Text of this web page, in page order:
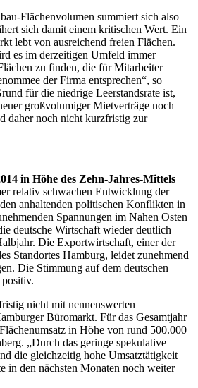
Flächenvolumen summiert sich also
sich damit einem kritischen Wert. Ein
lebt von ausreichend freien Flächen.
es im derzeitigen Umfeld immer
zu finden, die für Mitarbeiter
der Firma entsprechen“, so
für die niedrige Leerstandsrate ist,
großvolumiger Mietverträge noch
daher noch nicht kurzfristig zur
in Höhe des Zehn-Jahres-Mittels
relativ schwachen Entwicklung der
anhaltenden politischen Konflikten in
Spannungen im Nahen Osten
deutsche Wirtschaft wieder deutlich
Die Exportwirtschaft, einer der
Standortes Hamburg, leidet zunehmend
Die Stimmung auf dem deutschen
nicht mit nennenswerten
Büromarkt. Für das Gesamtjahr
in Höhe von rund 500.000
„Durch das geringe spekulative
die gleichzeitig hohe Umsatztätigkeit
in den nächsten Monaten noch weiter